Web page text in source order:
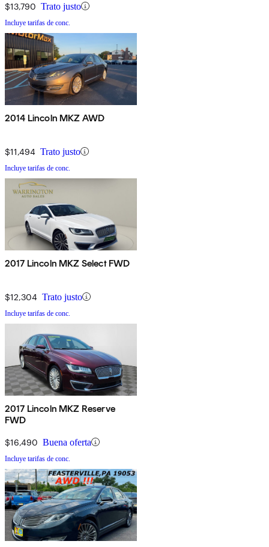
$13,790 Trato justo
Incluye tarifas de conc.
2014 Lincoln MKZ AWD
$11,494 Trato justo
Incluye tarifas de conc.
2017 Lincoln MKZ Select FWD
$12,304 Trato justo
Incluye tarifas de conc.
2017 Lincoln MKZ Reserve
FWD
$16,490 Buena oferta
Incluye tarifas de conc.